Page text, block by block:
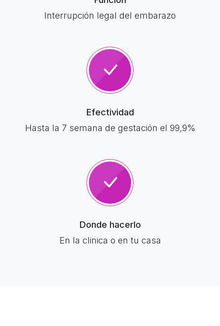
Interrupción legal del embarazo
Efectividad
Hasta la 7 semana de gestación el 99,9%
Donde hacerlo
En la clinica o en tu casa